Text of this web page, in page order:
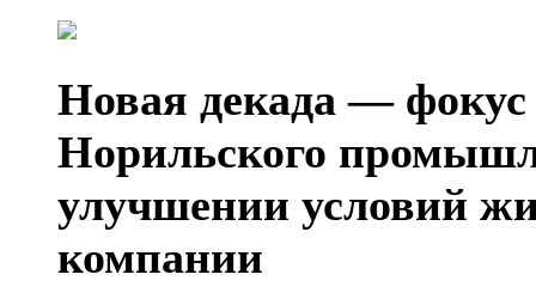
Новая декада — фокус
Норильского
улучшении условий
компании